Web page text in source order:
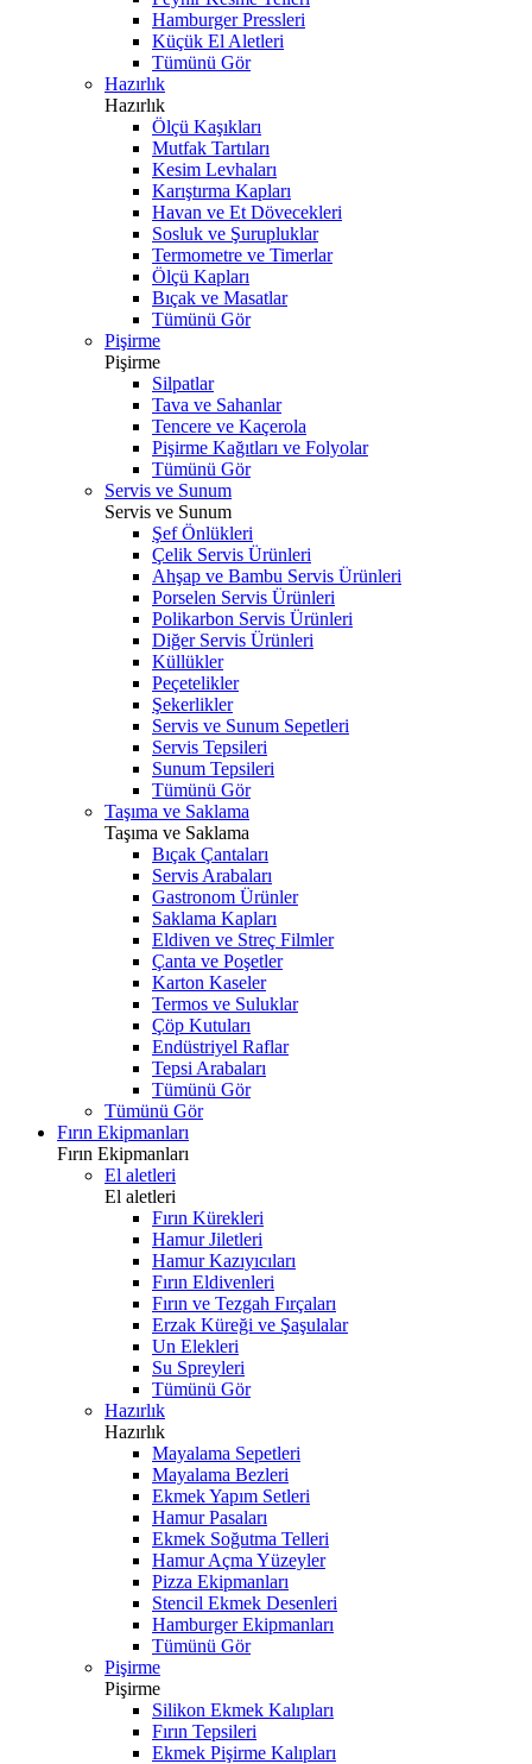
Hamburger Pressleri
Küçük El Aletleri
Tümünü Gör
Hazırlık
Hazırlık
Ölçü Kaşıkları
Mutfak Tartıları
Kesim Levhaları
Karıştırma Kapları
Havan ve Et Dövecekleri
Sosluk ve Şurupluklar
Termometre ve Timerlar
Ölçü Kapları
Bıçak ve Masatlar
Tümünü Gör
Pişirme
Pişirme
Silpatlar
Tava ve Sahanlar
Tencere ve Kaçerola
Pişirme Kağıtları ve Folyolar
Tümünü Gör
Servis ve Sunum
Servis ve Sunum
Şef Önlükleri
Çelik Servis Ürünleri
Ahşap ve Bambu Servis Ürünleri
Porselen Servis Ürünleri
Polikarbon Servis Ürünleri
Diğer Servis Ürünleri
Küllükler
Peçetelikler
Şekerlikler
Servis ve Sunum Sepetleri
Servis Tepsileri
Sunum Tepsileri
Tümünü Gör
Taşıma ve Saklama
Taşıma ve Saklama
Bıçak Çantaları
Servis Arabaları
Gastronom Ürünler
Saklama Kapları
Eldiven ve Streç Filmler
Çanta ve Poşetler
Karton Kaseler
Termos ve Suluklar
Çöp Kutuları
Endüstriyel Raflar
Tepsi Arabaları
Tümünü Gör
Tümünü Gör
Fırın Ekipmanları
Fırın Ekipmanları
El aletleri
El aletleri
Fırın Kürekleri
Hamur Jiletleri
Hamur Kazıyıcıları
Fırın Eldivenleri
Fırın ve Tezgah Fırçaları
Erzak Küreği ve Şaşulalar
Un Elekleri
Su Spreyleri
Tümünü Gör
Hazırlık
Hazırlık
Mayalama Sepetleri
Mayalama Bezleri
Ekmek Yapım Setleri
Hamur Pasaları
Ekmek Soğutma Telleri
Hamur Açma Yüzeyler
Pizza Ekipmanları
Stencil Ekmek Desenleri
Hamburger Ekipmanları
Tümünü Gör
Pişirme
Pişirme
Silikon Ekmek Kalıpları
Fırın Tepsileri
Ekmek Pişirme Kalıpları